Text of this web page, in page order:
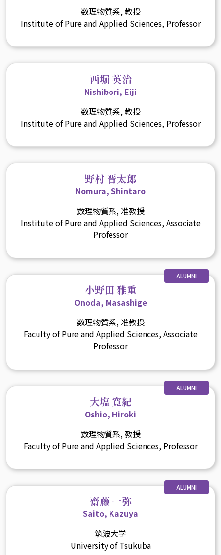
数理物質系, 教授
Institute of Pure and Applied Sciences, Professor
西堀 英治
Nishibori, Eiji
数理物質系, 教授
Institute of Pure and Applied Sciences, Professor
野村 晋太郎
Nomura, Shintaro
数理物質系, 准教授
Institute of Pure and Applied Sciences, Associate
Professor
ALUMNI
小野田 雅重
Onoda, Masashige
数理物質系, 准教授
Faculty of Pure and Applied Sciences, Associate
Professor
ALUMNI
大塩 寛紀
Oshio, Hiroki
数理物質系, 教授
Faculty of Pure and Applied Sciences, Professor
ALUMNI
齋藤 一弥
Saito, Kazuya
筑波大学
University of Tsukuba